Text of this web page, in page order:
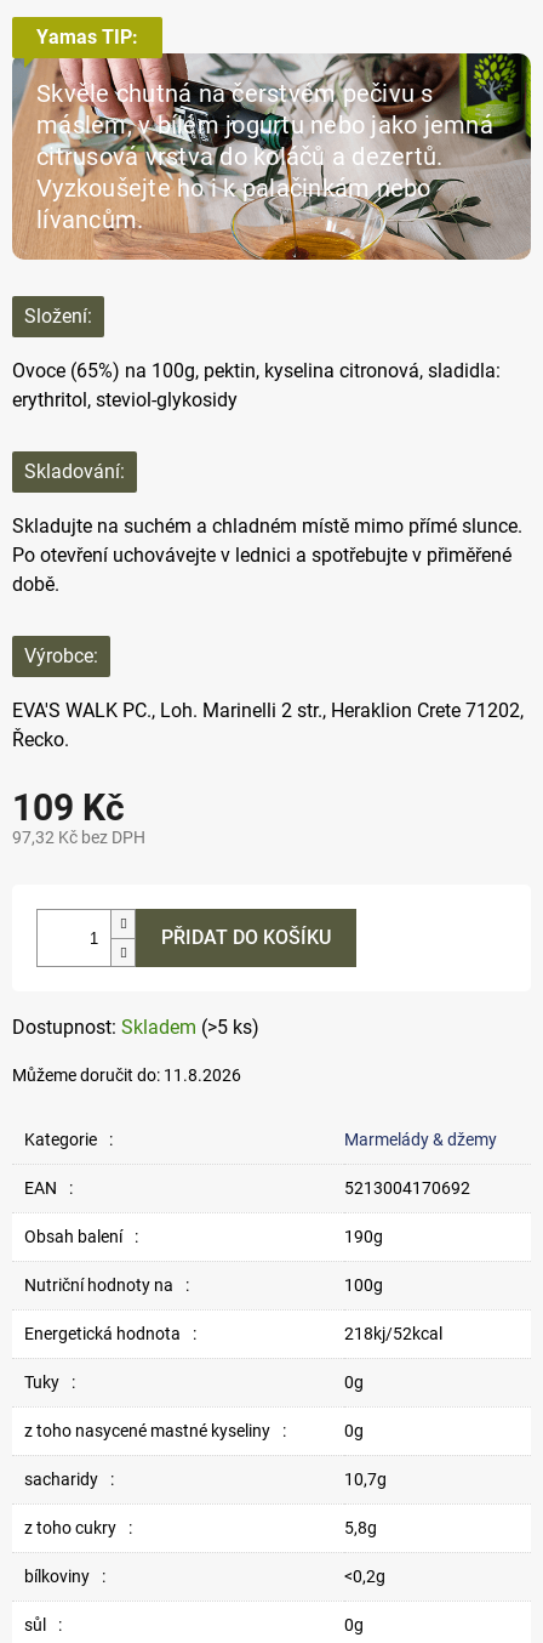
109 Kč
97,32 Kč bez DPH
Skladem (>5 ks)
Můžeme doručit do: 11.8.2026
Yamas TIP:
Skvěle chutná na čerstvém pečivu s
máslem, v bílém jogurtu nebo jako jemná
citrusová vrstva do koláčů a dezertů.
Vyzkoušejte ho i k palačinkám nebo
lívancům.
Složení:
Ovoce (65%) na 100g, pektin, kyselina citronová, sladidla:
erythritol, steviol-glykosidy
Skladování:
Skladujte na suchém a chladném místě mimo přímé slunce.
Po otevření uchovávejte v lednici a spotřebujte v přiměřené
době.
Výrobce:
EVA'S WALK PC., Loh. Marinelli 2 str., Heraklion Crete 71202,
Řecko.
PŘIDAT DO KOŠÍKU
Kategorie : Marmelády & džemy
EAN : 5213004170692
Obsah balení : 190g
Nutriční hodnoty na : 100g
Energetická hodnota : 218kj/52kcal
Tuky : 0g
z toho nasycené mastné kyseliny : 0g
sacharidy : 10,7g
z toho cukry : 5,8g
bílkoviny : <0,2g
sůl : 0g